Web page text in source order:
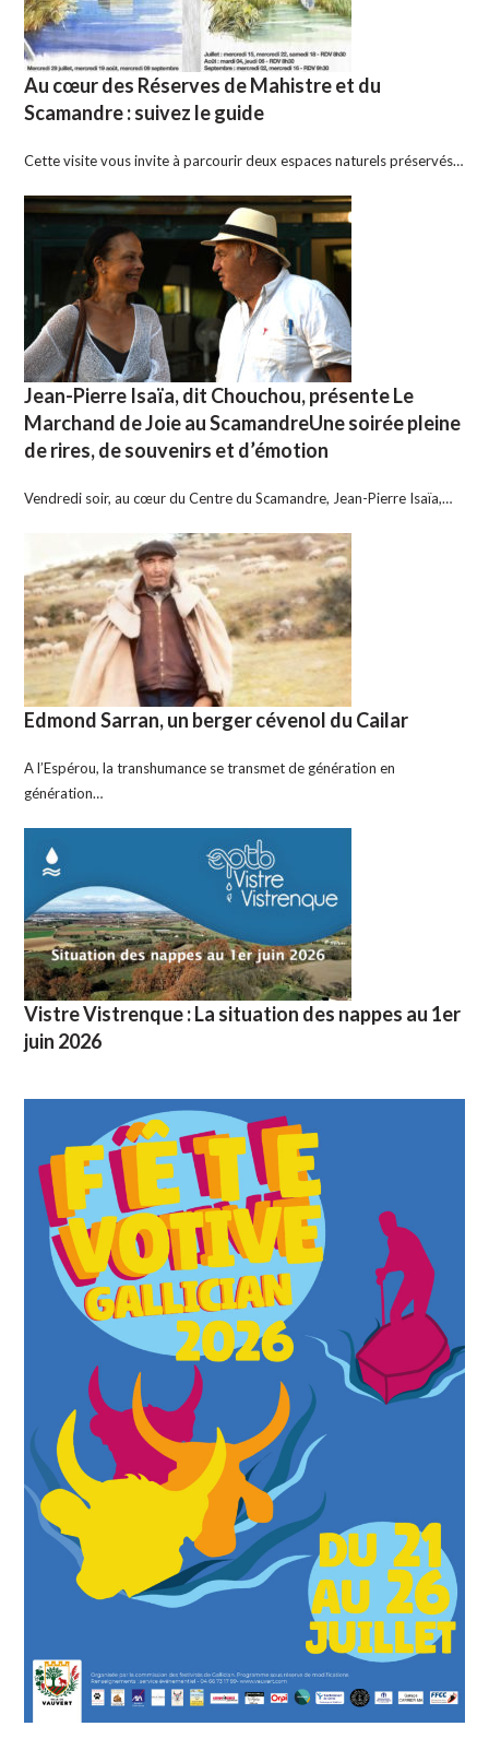
Au cœur des Réserves de Mahistre et du
Scamandre : suivez le guide
Cette visite vous invite à parcourir deux espaces naturels préservés…
Jean-Pierre Isaïa, dit Chouchou, présente Le
Marchand de Joie au ScamandreUne soirée pleine
de rires, de souvenirs et d’émotion
Vendredi soir, au cœur du Centre du Scamandre, Jean-Pierre Isaïa,…
Edmond Sarran, un berger cévenol du Cailar
A l’Espérou, la transhumance se transmet de génération en
génération…
Vistre Vistrenque : La situation des nappes au 1er
juin 2026